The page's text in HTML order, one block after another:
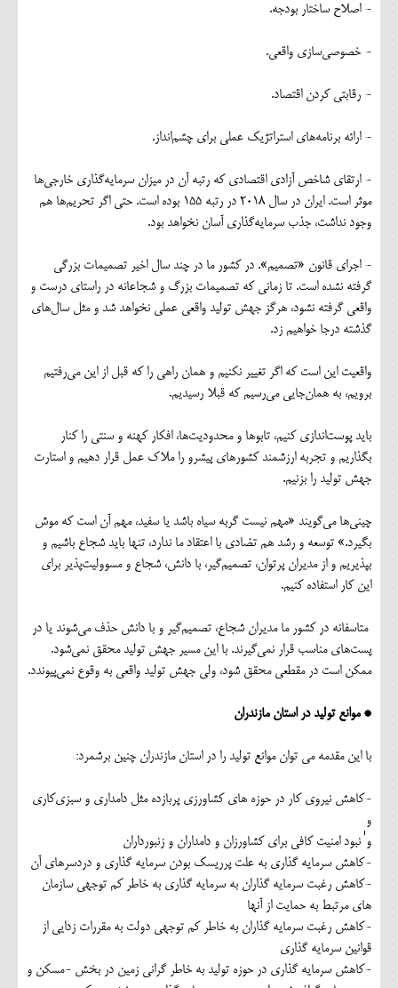
- اصلاح ساختار بودجه.
- خصوصی‌سازی واقعی.
- رقابتی کردن اقتصاد.
- ارائه برنامه‌های استراتژیک عملی برای چشم‌انداز.
- ارتقای شاخص آزادی اقتصادی که رتبه آن در میزان سرمایه‌گذاری خارجی‌ها
موثر است. ایران در سال ۲۰۱۸ در رتبه ۱۵۵ بوده است. حتی اگر تحریم‌ها هم
وجود نداشت، جذب سرمایه‌گذاری آسان نخواهد بود.
- اجرای قانون «تصمیم». در کشور ما در چند سال اخیر تصمیمات بزرگی
گرفته نشده است. تا زمانی که تصمیمات بزرگ و شجاعانه در راستای درست و
واقعی گرفته نشود، هرگز جهش تولید واقعی عملی نخواهد شد و مثل سال‌های
گذشته درجا خواهیم زد.
واقعیت این است که اگر تغییر نکنیم و همان راهی را که قبل از این می‌رفتیم
برویم، به همان‌جایی می‌رسیم که قبلا رسیدیم.
باید پوست‌اندازی کنیم، تابوها و محدودیت‌ها، افکار کهنه و سنتی را کنار
بگذاریم و تجربه ارزشمند کشورهای پیشرو را ملاک عمل قرار دهیم و استارت
جهش تولید را بزنیم.
چینی‌ها می‌گویند «مهم نیست گربه سیاه باشد یا سفید، مهم آن است که موش
بگیرد.» توسعه و رشد هم تضادی با اعتقاد ما ندارد، تنها باید شجاع باشیم و
بپذیریم و از مدیران پرتوان، تصمیم‌گیر، با دانش، شجاع و مسوولیت‌پذیر برای
این کار استفاده کنیم.
متاسفانه در کشور ما مدیران شجاع، تصمیم‌گیر و با دانش حذف می‌شوند یا در
پست‌های مناسب قرار نمی‌گیرند. با این مسیر جهش تولید محقق نمی‌شود.
ممکن است در مقطعی محقق شود، ولی جهش تولید واقعی به وقوع نمی‌پیوندد.
* موانع تولید در استان مازندران
با این مقدمه می توان موانع تولید را در استان مازندران چنین برشمرد:
-کاهش نیروی کار در حوزه های کشاورزی پربازده مثل دامداری و سبزی‌کاری
و
و ٰ‌نبود امنیت کافی برای کشاورزان و دامداران و زنبورداران
-کاهش سرمایه گذاری به علت پرریسک بودن سرمایه گذاری و دردسرهای آن
-کاهش رغبت سرمایه گذاران به سرمایه گذاری به خاطر کم توجهی سازمان
های مرتبط به حمایت از آنها
-کاهش رغبت سرمایه گذاران به خاطر کم توجهی دولت به مقررات زدایی از
قوانین سرمایه گذاری
-کاهش سرمایه گذاری در حوزه تولید به خاطر گرانی زمین در بخش -مسکن و